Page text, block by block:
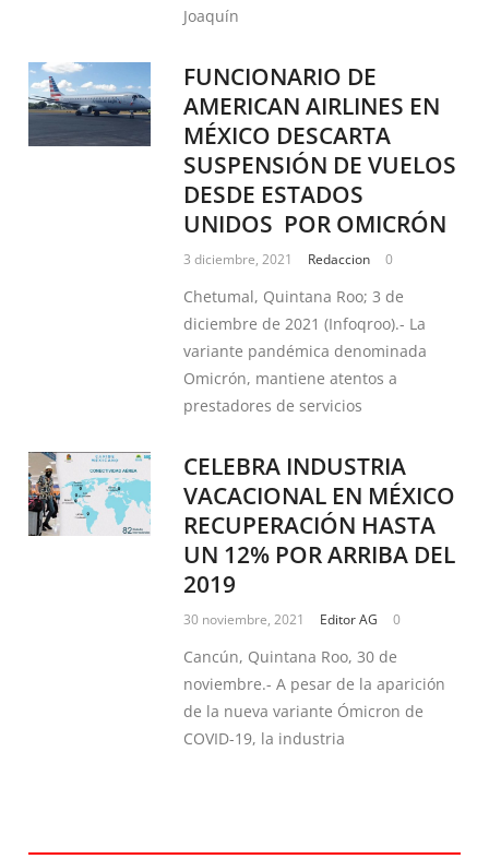
Joaquín
FUNCIONARIO DE
AMERICAN AIRLINES EN
MÉXICO DESCARTA
SUSPENSIÓN DE VUELOS
DESDE ESTADOS
UNIDOS POR OMICRÓN
3 diciembre, 2021 Redaccion 0
Chetumal, Quintana Roo; 3 de
diciembre de 2021 (Infoqroo).- La
variante pandémica denominada
Omicrón, mantiene atentos a
prestadores de servicios
CELEBRA INDUSTRIA
VACACIONAL EN MÉXICO
RECUPERACIÓN HASTA
UN 12% POR ARRIBA DEL
2019
30 noviembre, 2021 Editor AG 0
Cancún, Quintana Roo, 30 de
noviembre.- A pesar de la aparición
de la nueva variante Ómicron de
COVID-19, la industria